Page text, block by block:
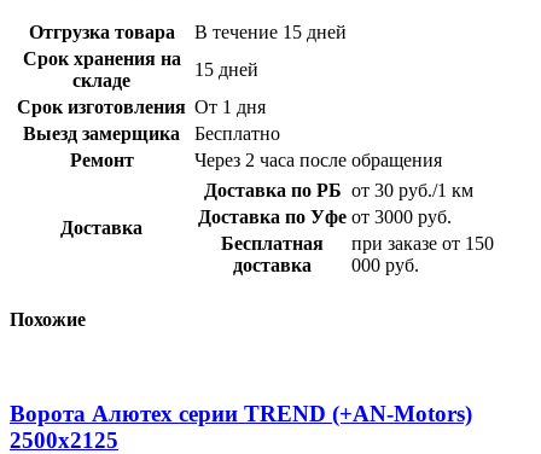
Отгрузка товара
В течение 15 дней
Срок хранения на
складе
15 дней
Срок изготовления От 1 дня
Выезд замерщика
Бесплатно
Ремонт
Через 2 часа после обращения
Доставка
Доставка по РБ от 30 руб./1 км
Доставка по Уфе от 3000 руб.
Бесплатная
доставка
при заказе от 150
000 руб.
Похожие
Ворота Алютех серии TREND (+AN‑Motors)
2500х2125